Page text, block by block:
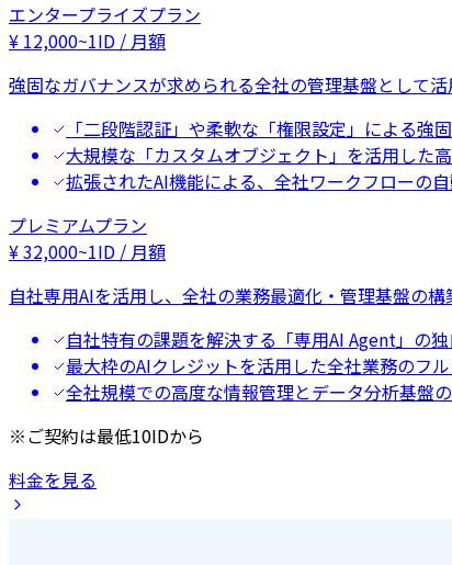
エンタープライズプラン
¥ 12,000~1ID / 月額
強固なガバナンスが求められる全社の管理基盤として
「二段階認証」や柔軟な「権限設定」による強
大規模な「カスタムオブジェクト」を活用した
拡張されたAI機能による、全社ワークフローの
プレミアムプラン
¥32,000~1ID / 月額
自社専用AIを活用し、全社の業務最適化・管理基盤の
自社特有の課題を解決する「専用AI Agent」の
最大枠のAIクレジットを活用した全社業務のフ
全社規模での高度な情報管理とデータ分析基盤
※ご契約は最低10IDから
料金を見る